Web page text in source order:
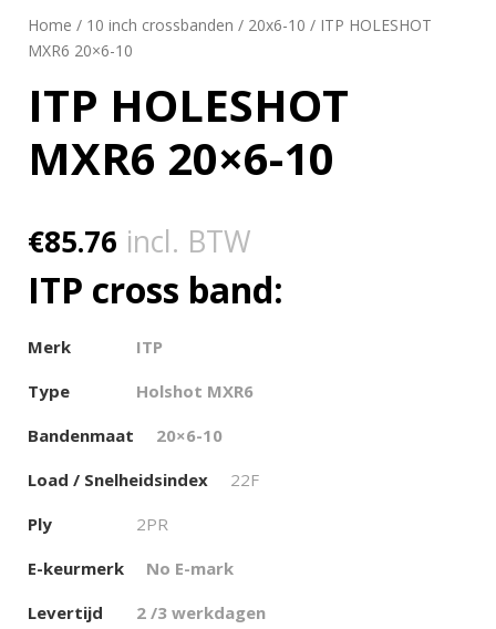
Home / 10 inch crossbanden / 20x6-10 / ITP HOLESHOT
MXR6 20×6-10
ITP HOLESHOT
MXR6 20×6-10
€85.76 incl. BTW
ITP cross band:
Merk
ITP
Type
Holshot MXR6
Bandenmaat
20×6-10
Load / Snelheidsindex
22F
Ply
2PR
E-keurmerk
No E-mark
Levertijd
2 /3 werkdagen